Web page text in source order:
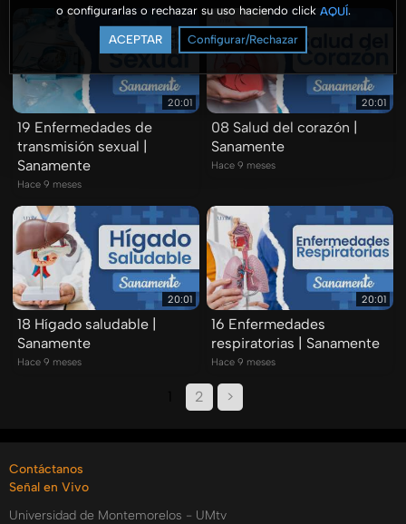
o configurarlas o rechazar su uso haciendo click AQUÍ.
ACEPTAR Configurar/Rechazar
20:01
19 Enfermedades de
transmisión sexual |
Sanamente
Hace 9 meses
20:01
08 Salud del corazón |
Sanamente
Hace 9 meses
20:01
18 Hígado saludable |
Sanamente
Hace 9 meses
20:01
16 Enfermedades
respiratorias | Sanamente
Hace 9 meses
2 >
Contáctanos
Señal en Vivo
Universidad de Montemorelos - UMtv